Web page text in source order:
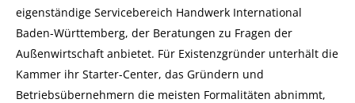
eigenständige Servicebereich Handwerk International
Baden-Württemberg, der Beratungen zu Fragen der
Außenwirtschaft anbietet. Für Existenzgründer unterhält die
Kammer ihr Starter-Center, das Gründern und
Betriebsübernehmern die meisten Formalitäten abnimmt,